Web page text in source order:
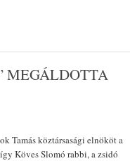
MEGÁLDOTTA
Tamás köztársasági elnököt a
Köves Slomó rabbi, a zsidó